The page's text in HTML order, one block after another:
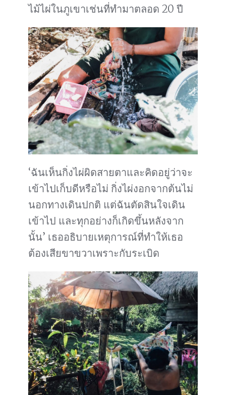
ไม้ไผ่ในภูเขาเช่นที่ทำมาตลอด 20 ปี
‘ฉันเห็นกิ่งไผ่ผิดสายตาและคิดอยู่ว่าจะ
เข้าไปเก็บดีหรือไม่ กิ่งไผ่งอกจากต้นไม่
นอกทางเดินปกติ แต่ฉันตัดสินใจเดิน
เข้าไป และทุกอย่างก็เกิดขึ้นหลังจาก
นั้น’ เธออธิบายเหตุการณ์ที่ทำให้เธอ
ต้องเสียขาขวาเพราะกับระเบิด